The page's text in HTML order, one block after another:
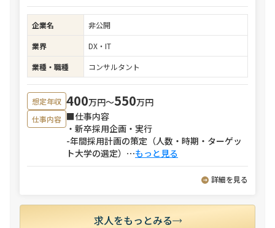
企業名
非公開
業界
DX・IT
業種・職種
コンサルタント
想定年収 400万円〜550万円
仕事内容 ■仕事内容
・新卒採用企画・実行
-年間採用計画の策定（人数・時期・ターゲッ
ト大学の選定） ⋯もっと見る
詳細を見る
求人をもっとみる